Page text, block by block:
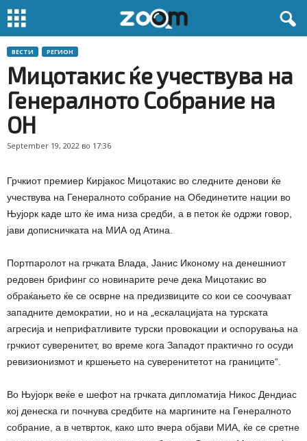
ВЕСТИ РЕГИОН
Мицотакис ќе учествува на
Генералното Собрание на
ОН
September 19, 2022 во 17:36
Грчкиот премиер Кирјакос Мицотакис во следните денови ќе
учествува на Генералното собрание на Обединетите нации во
Њујорк каде што ќе има низа средби, а в петок ќе одржи говор,
јави дописничката на МИА од Атина.
Портпаролот на грчката Влада, Јанис Иконому на денешниот
редовен брифинг со новинарите рече дека Мицотакис во
обраќањето ќе се осврне на предизвиците со кои се соочуваат
западните демократии, но и на „ескалацијата на турската
агресија и неприфатливите турски провокации и оспорувања на
грчкиот суверенитет, во време кога Западот практично го осуди
ревизионизмот и кршењето на суверенитетот на границите“.
Во Њујорк веќе е шефот на грчката дипломатија Никос Дендиас
кој денеска ги почнува средбите на маргините на Генералното
собрание, а в четврток, како што вчера објави МИА, ќе се сретне